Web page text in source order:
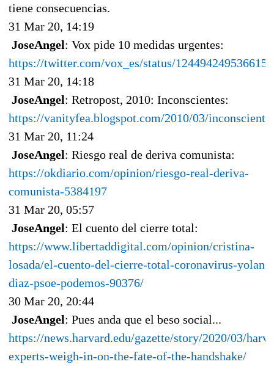
tiene consecuencias.
31 Mar 20, 14:19
JoseAngel: Vox pide 10 medidas urgentes:
https://twitter.com/vox_es/status/
31 Mar 20, 14:18
JoseAngel: Retropost, 2010: Inconscientes:
https://vanityfea.blogspot.com/2010/03/
31 Mar 20, 11:24
JoseAngel: Riesgo real de deriva comunista:
https://okdiario.com/opinion/riesgo-real-deriva-
comunista-5384197
31 Mar 20, 05:57
JoseAngel: El cuento del cierre total:
https://www.libertaddigital.com/opinion/cristina-
losada/el-cuento-del-cierre-total-coronavirus-
diaz-psoe-podemos-90376/
30 Mar 20, 20:44
JoseAngel: Pues anda que el beso social...
https://news.harvard.edu/gazette/story/2020/03/
experts-weigh-in-on-the-fate-of-the-handshake/